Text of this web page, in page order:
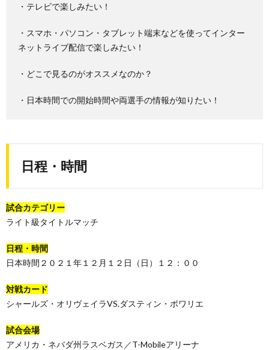
・テレビで楽しみたい！
・スマホ・パソコン・タブレット端末などを使ってインター
ネットライブ配信で楽しみたい！
・どこで見るのがオススメなのか？
・日本時間での開始時間や両選手の情報が知りたい！
日程・時間
試合カテゴリー
ライト級タイトルマッチ
日程・時間
日本時間２０２１年１２月１２日（日）１２：００
対戦カード
シャールズ・オリヴェイラVS.ダスティン・ポワリエ
試合会場
アメリカ・ネバダ州ラスベガス／T-Mobileアリーナ